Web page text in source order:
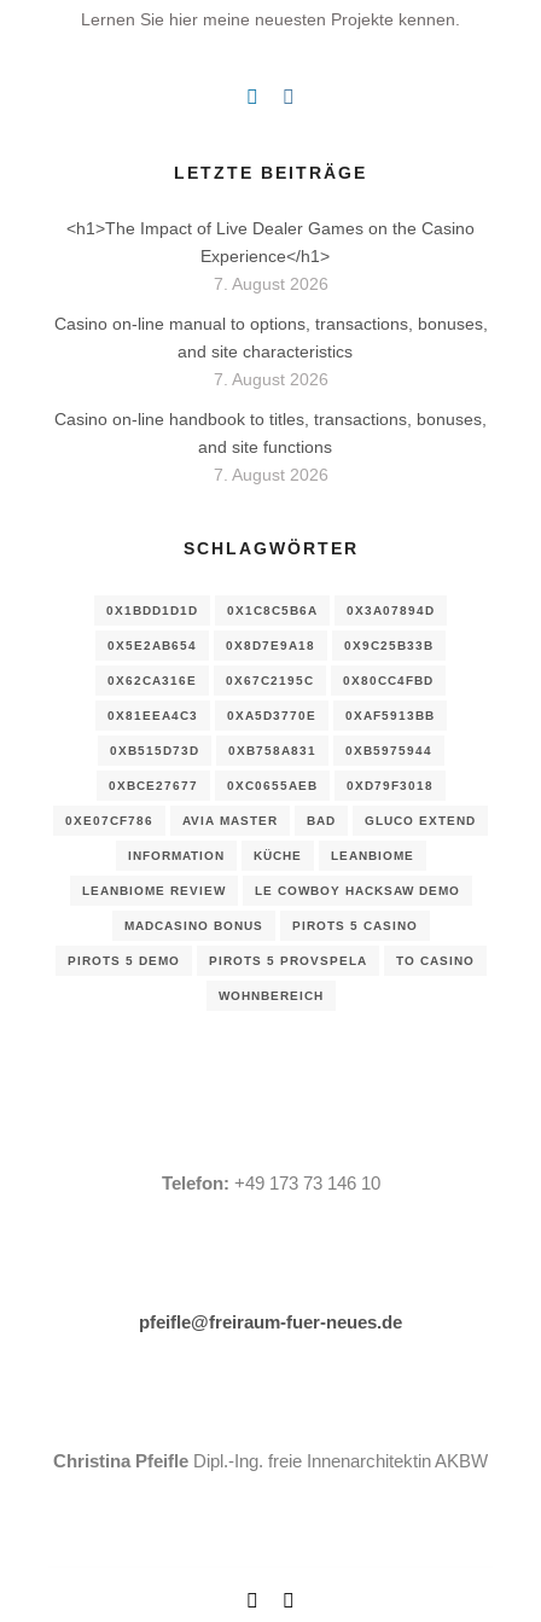
Lernen Sie hier meine neuesten Projekte kennen.
LETZTE BEITRÄGE
<h1>The Impact of Live Dealer Games on the Casino
Experience</h1>
7. August 2026
Casino on-line manual to options, transactions, bonuses,
and site characteristics
7. August 2026
Casino on-line handbook to titles, transactions, bonuses,
and site functions
7. August 2026
SCHLAGWÖRTER
0X1BDD1D1D 0X1C8C5B6A 0X3A07894D
0X5E2AB654 0X8D7E9A18 0X9C25B33B
0X62CA316E 0X67C2195C 0X80CC4FBD
0X81EEA4C3 0XA5D3770E 0XAF5913BB
0XB515D73D 0XB758A831 0XB5975944
0XBCE27677 0XC0655AEB 0XD79F3018
0XE07CF786 AVIA MASTER BAD GLUCO EXTEND
INFORMATION KÜCHE LEANBIOME
LEANBIOME REVIEW LE COWBOY HACKSAW DEMO
MADCASINO BONUS PIROTS 5 CASINO
PIROTS 5 DEMO PIROTS 5 PROVSPELA TO CASINO
WOHNBEREICH
Telefon: +49 173 73 146 10
pfeifle@freiraum-fuer-neues.de
Christina Pfeifle Dipl.-Ing. freie Innenarchitektin AKBW